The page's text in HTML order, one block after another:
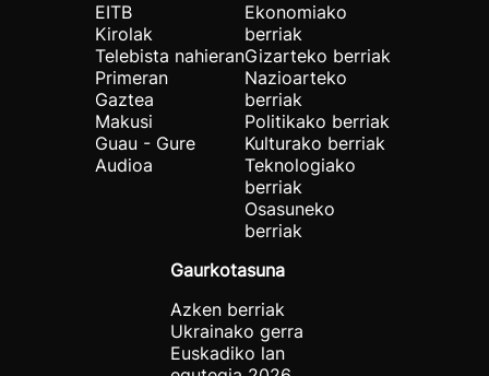
EITB
Kirolak
Telebista nahieran
Primeran
Gaztea
Makusi
Guau - Gure
Audioa
Ekonomiako
berriak
Gizarteko berriak
Nazioarteko
berriak
Politikako berriak
Kulturako berriak
Teknologiako
berriak
Osasuneko
berriak
Gaurkotasuna
Azken berriak
Ukrainako gerra
Euskadiko lan